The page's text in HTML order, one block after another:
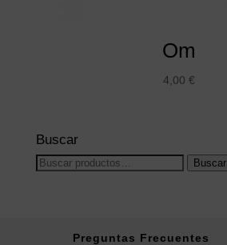
Om
4,00 €
Buscar
Buscar
Buscar
Preguntas Frecuentes